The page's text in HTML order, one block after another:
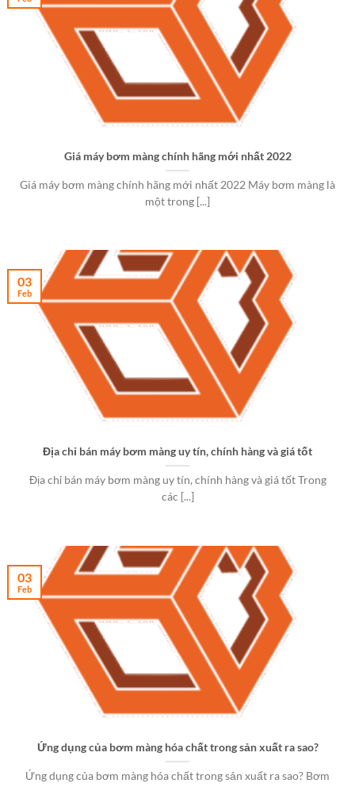
Giá máy bơm màng chính hãng mới nhất 2022
Giá máy bơm màng chính hãng mới nhất 2022 Máy bơm màng là
một trong [...]
Địa chỉ bán máy bơm màng uy tín, chính hàng và giá tốt
Địa chỉ bán máy bơm màng uy tín, chính hàng và giá tốt Trong
các [...]
03
Feb
Ứng dụng của bơm màng hóa chất trong sản xuất ra sao?
Ứng dụng của bơm màng hóa chất trong sản xuất ra sao? Bơm
03
Feb